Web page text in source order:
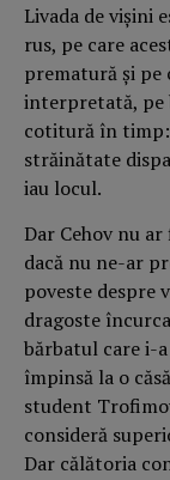
Livada de vișini
rus, pe care
prematură și pe
interpretată, pe
cotitură în timp:
străinătate
iau locul.
Dar Cehov nu
dacă nu ne-ar
poveste despre
dragoste
bărbatul care i-
împinsă la o
student
consideră
Dar călătoria